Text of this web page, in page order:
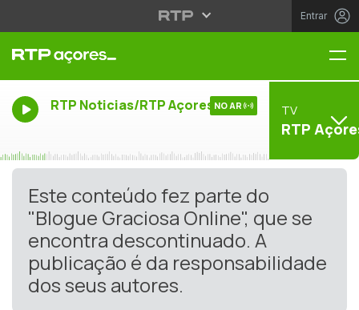
Entrar
RTP Noticias/RTP Açores NO AR TV
RTP
Este conteúdo fez parte do
"Blogue Graciosa Online", que se
encontra descontinuado. A
publicação é da responsabilidade
dos seus autores.